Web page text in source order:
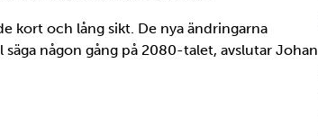
kort och lång sikt. De nya ändringarna
någon gång på 2080-talet, avslutar Johan